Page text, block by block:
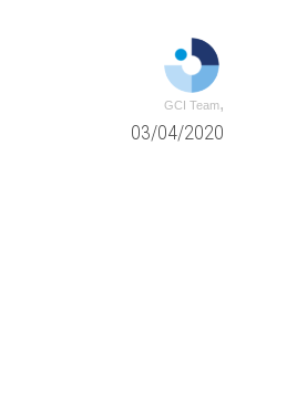
GCI Team,
03/04/2020